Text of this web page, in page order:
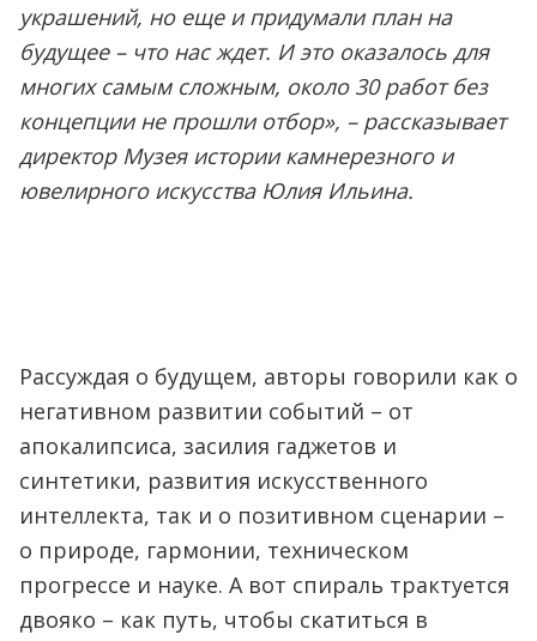
украшений, но еще и придумали план на
будущее – что нас ждет. И это оказалось для
многих самым сложным, около 30 работ без
концепции не прошли отбор», – рассказывает
директор Музея истории камнерезного и
ювелирного искусства Юлия Ильина.
Рассуждая о будущем, авторы говорили как о
негативном развитии событий – от
апокалипсиса, засилия гаджетов и
синтетики, развития искусственного
интеллекта, так и о позитивном сценарии –
о природе, гармонии, техническом
прогрессе и науке. А вот спираль трактуется
двояко – как путь, чтобы скатиться в